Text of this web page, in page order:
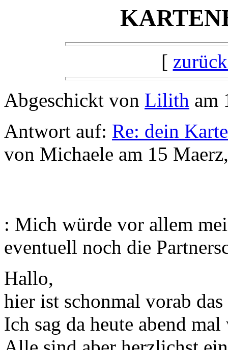
[
Abgeschickt von Lilith am
Antwort auf: Re: dein
von Michaele am 15
: Mich würde vor allem
eventuell noch die
Hallo,
hier ist schonmal vorab
Ich sag da heute abend mal